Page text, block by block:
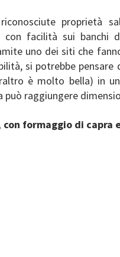
proprietà
facilità sui banchi
uno dei siti che
si potrebbe pensare
è molto bella) in
può raggiungere
formaggio di capra